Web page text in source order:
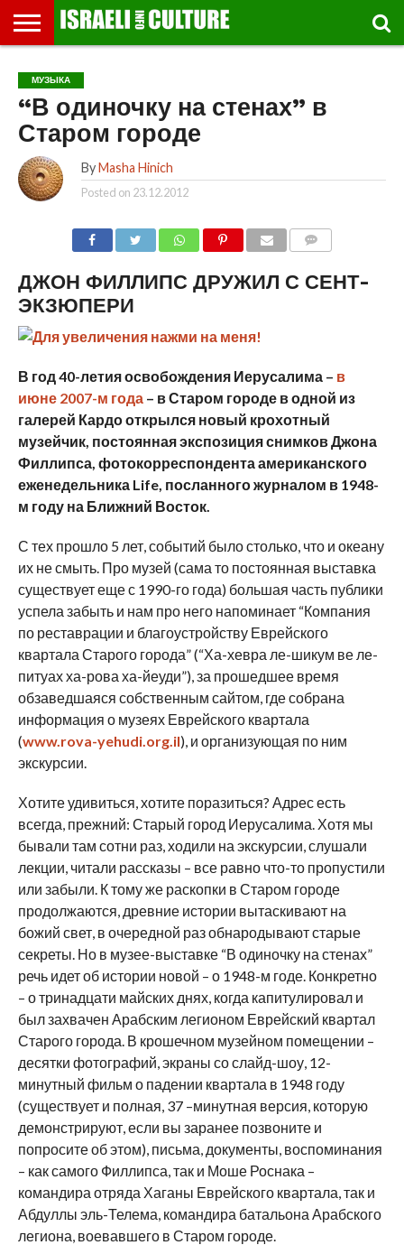
МУЗЕИ
СТРАНА
ФЕСТИВАЛЕЙ
ТЕАТР
КНИГИ.
ТЕКСТЫ
МУЗЫКА
РЕЛИГИЯ/
ИСТОРИЯ
ДВИЖЕНИЕ
ДЕТИ
ВЫХОДНОГО
ДНЯ
МАРШРУТЫ
ПРОГУЛЬЩИКА
ВИДЕО-
РЕЧИ
ВПЕЧАТЛЕНИЯ
ВСТРЕЧИ
И
ЛЕКЦИИ
ИНТЕРВЬЮ
КИНО
TEL
AVIV
GLOBAL
МУЗЫКА
“В одиночку на стенах” в
Старом городе
By Masha Hinich
Posted on 23.12.2012
ДЖОН ФИЛЛИПС ДРУЖИЛ С СЕНТ-
ЭКЗЮПЕРИ
В год 40-летия освобождения Иерусалима – в
июне 2007-м года– в Старом городе в одной из
галерей Кардо открылся новый крохотный
музейчик, постоянная экспозиция снимков Джона
Филлипса, фотокорреспондента американского
еженедельника Life, посланного журналом в 1948-
м году на Ближний Восток.
С тех прошло 5 лет, событий было столько, что и океану
их не смыть. Про музей (сама то постоянная выставка
существует еще с 1990-го года) большая часть публики
успела забыть и нам про него напоминает “Компания
по реставрации и благоустройству Еврейского
квартала Старого города” (“Ха-хевра ле-шикум ве ле-
питуах ха-рова ха-йеуди”), за прошедшее время
обзаведшаяся собственным сайтом, где собрана
информация о музеях Еврейского квартала
(www.rova-yehudi.org.il), и организующая по ним
экскурсии.
Хотите удивиться, хотите поразиться? Адрес есть
всегда, прежний: Старый город Иерусалима. Хотя мы
бывали там сотни раз, ходили на экскурсии, слушали
лекции, читали рассказы – все равно что-то пропустили
или забыли. К тому же раскопки в Старом городе
продолжаются, древние истории вытаскивают на
божий свет, в очередной раз обнародывают старые
секреты. Но в музее-выставке “В одиночку на стенах”
речь идет об истории новой – о 1948-м годе. Конкретно
– о тринадцати майских днях, когда капитулировал и
был захвачен Арабским легионом Еврейский квартал
Старого города. В крошечном музейном помещении –
десятки фотографий, экраны со слайд-шоу, 12-
минутный фильм о падении квартала в 1948 году
(существует и полная, 37 –минутная версия, которую
демонстрируют, если вы заранее позвоните и
попросите об этом), письма, документы, воспоминания
– как самого Филлипса, так и Моше Роснака –
командира отряда Хаганы Еврейского квартала, так и
Абдуллы эль-Телема, командира батальона Арабского
легиона, воевавшего в Старом городе.